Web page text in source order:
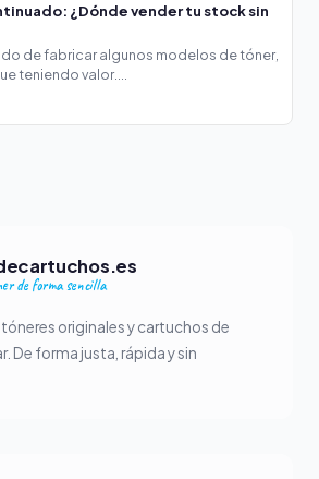
¿Dónde vender tu stock sin
de fabricar algunos modelos de tóner,
teniendo valor....
de forma sencilla
originales y cartuchos de
De forma justa, rápida y sin